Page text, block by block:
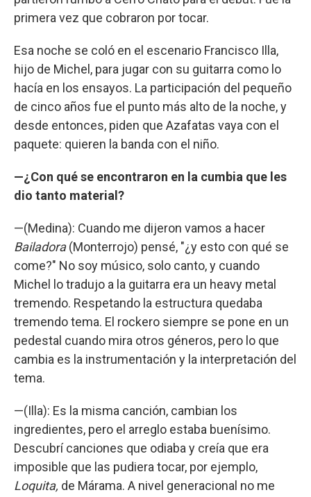
primera vez que cobraron por tocar.
Esa noche se coló en el escenario Francisco Illa,
hijo de Michel, para jugar con su guitarra como lo
hacía en los ensayos. La participación del pequeño
de cinco años fue el punto más alto de la noche, y
desde entonces, piden que Azafatas vaya con el
paquete: quieren la banda con el niño.
—¿Con qué se encontraron en la cumbia que les
dio tanto material?
—(Medina): Cuando me dijeron vamos a hacer
Bailadora(Monterrojo) pensé, "¿y esto con qué se
come?" No soy músico, solo canto, y cuando
Michel lo tradujo a la guitarra era un heavy metal
tremendo. Respetando la estructura quedaba
tremendo tema. El rockero siempre se pone en un
pedestal cuando mira otros géneros, pero lo que
cambia es la instrumentación y la interpretación del
tema.
—(Illa): Es la misma canción, cambian los
ingredientes, pero el arreglo estaba buenísimo.
Descubrí canciones que odiaba y creía que era
imposible que las pudiera tocar, por ejemplo,
Loquita, de Márama. A nivel generacional no me